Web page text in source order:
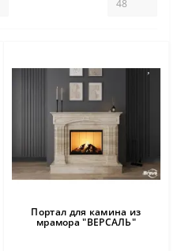
Портал для камина из
мрамора "ВЕРСАЛЬ"